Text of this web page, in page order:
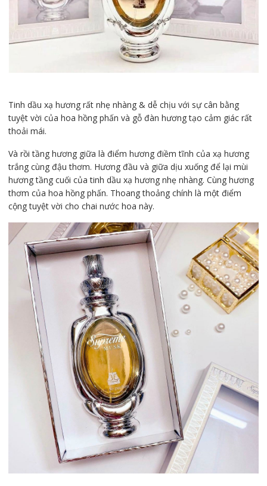
Tinh dầu xạ hương rất nhẹ nhàng & dễ chịu với sự cân bằng
tuyệt vời của hoa hồng phấn và gỗ đàn hương tạo cảm giác rất
thoải mái.
Và rồi tầng hương giữa là điểm hương điềm tĩnh của xạ hương
trắng cùng đậu thơm. Hương đầu và giữa dịu xuống để lại mùi
hương tầng cuối của tinh dầu xạ hương nhẹ nhàng. Cùng hương
thơm của hoa hồng phấn. Thoang thoảng chính là một điểm
cộng tuyệt vời cho chai nước hoa này.